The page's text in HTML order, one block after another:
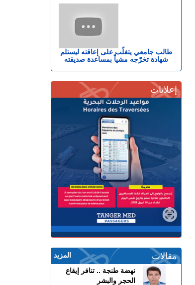
طالب جامعي يتغلّب على إعاقته ليستلم
شهادة تخرّجه مشياً بمساعدة صديقته
إعلانات
المزيد مقالات
نهضة طنجة .. تنافر إيقاع
الحجر والبشر